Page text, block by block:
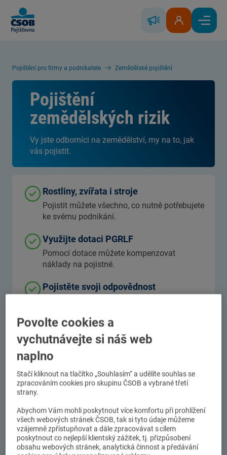
Skip to Main Content
Řešení škodyKlientská zóna
Hlavní
Pojištění pro firmy a podnikatele Zemědělské pojištění
Pojištění
zemědělských rizik
Vy jste odborníci na zemědělství, my na to, jak
vás pojistit.
Rostliny, zvířata i stroje
Pojistit můžete všechno, co nutně potřebujete
ke svému podnikání.
Využijte dotaci PGRLF
Pomocí dotace můžete kompenzovat
náklady na pojistné.
Pojistěte svoji odpovědnost
Přírodu neovlivníte, rizika
podnikání ano
Před riziky podnikání se můžete chránit pomocí
našeho pojištění pro zemědělce. Budete mít zase
o něco větší jistotu, že kvůli nepřízni osudu
nepřijdete o prostředky, které do své firmy pravidelně
investujete.
Povolte cookies a
vychutnávejte si náš web
naplno
Stačí kliknout na tlačítko „Souhlasím“ a udělíte souhlas se
zpracováním cookies pro skupinu ČSOB a vybrané třetí
strany.
Abychom Vám mohli poskytnout více komfortu při prohlížení
všech webových stránek ČSOB, tak si tyto údaje můžeme
vzájemně zpřístupňovat a dále zpracovávat s cílem
poskytnout co nejlepší klientský zážitek, tj. přizpůsobení
obsahu webových stránek, analytická činnost a předávání